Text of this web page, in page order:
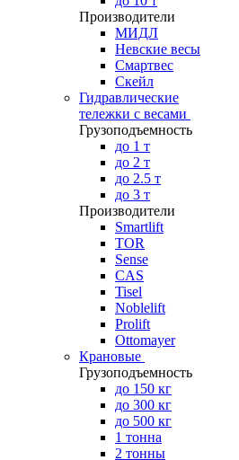
Производители
МИДЛ
Невские весы
Смартвес
Скейл
Гидравлические
тележки с весами
Грузоподъемность
до 1 т
до 2 т
до 2.5 т
до 3 т
Производители
Smartlift
TOR
Sense
CAS
Tisel
Noblelift
Prolift
Ottomayer
Крановые
Грузоподъемность
до 150 кг
до 300 кг
до 500 кг
1 тонна
2 тонны